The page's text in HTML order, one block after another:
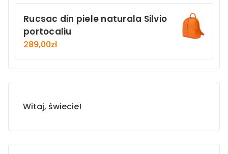
Rucsac din piele naturala Silvio
portocaliu
289,00zł
Witaj, świecie!